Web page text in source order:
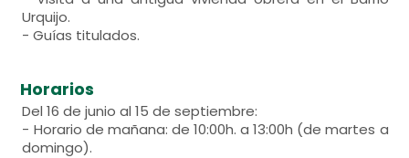
Urquijo.
- Guías titulados.
Horarios
Del 16 de junio al 15 de septiembre:
- Horario de mañana: de 10:00h. a 13:00h (de martes a
domingo).